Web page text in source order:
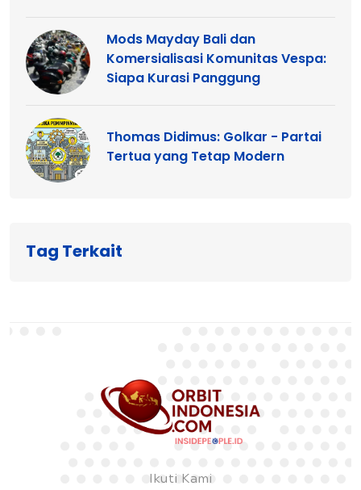
Mods Mayday Bali dan
Komersialisasi Komunitas Vespa:
Siapa Kurasi Panggung
Thomas Didimus: Golkar - Partai
Tertua yang Tetap Modern
Tag Terkait
Ikuti Kami